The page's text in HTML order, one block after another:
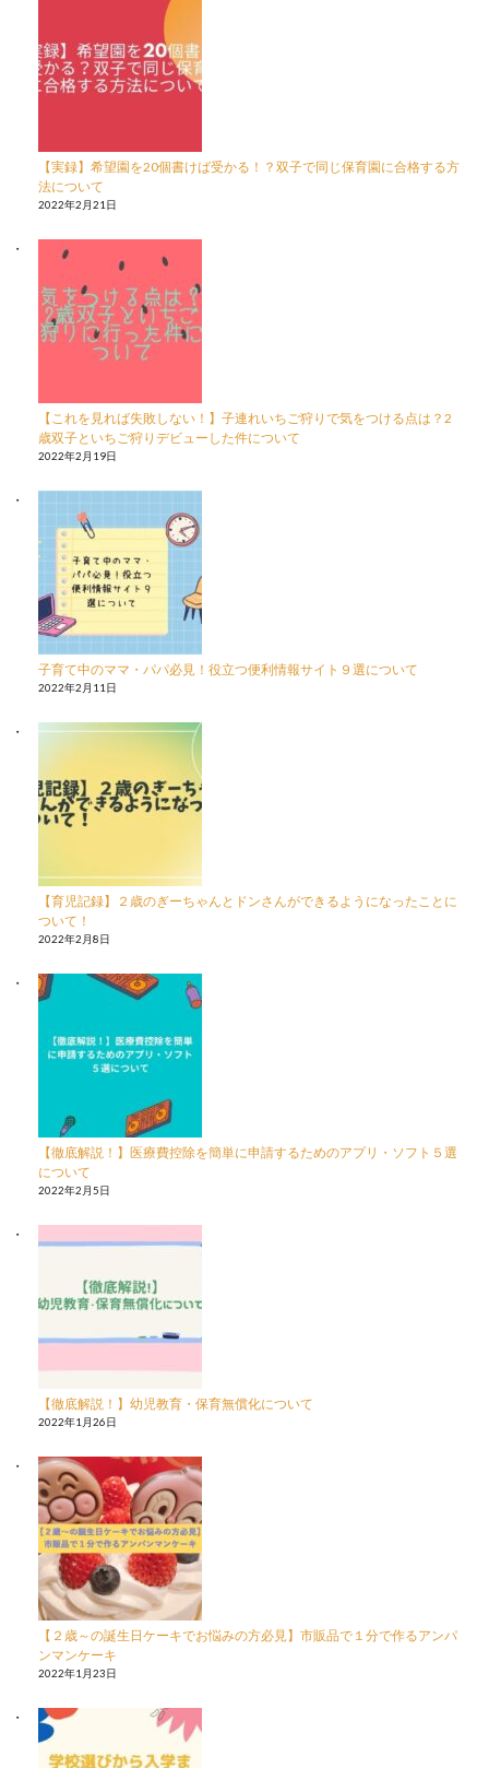
【実録】希望園を20個書けば受かる！？双子で同じ保育園に合格する方
法について
2022年2月21日
【これを見れば失敗しない！】子連れいちご狩りで気をつける点は？2
歳双子といちご狩りデビューした件について
2022年2月19日
子育て中のママ・パパ必見！役立つ便利情報サイト９選について
2022年2月11日
【育児記録】２歳のぎーちゃんとドンさんができるようになったことに
ついて！
2022年2月8日
【徹底解説！】医療費控除を簡単に申請するためのアプリ・ソフト５選
について
2022年2月5日
【徹底解説！】幼児教育・保育無償化について
2022年1月26日
【２歳～の誕生日ケーキでお悩みの方必見】市販品で１分で作るアンパ
ンマンケーキ
2022年1月23日